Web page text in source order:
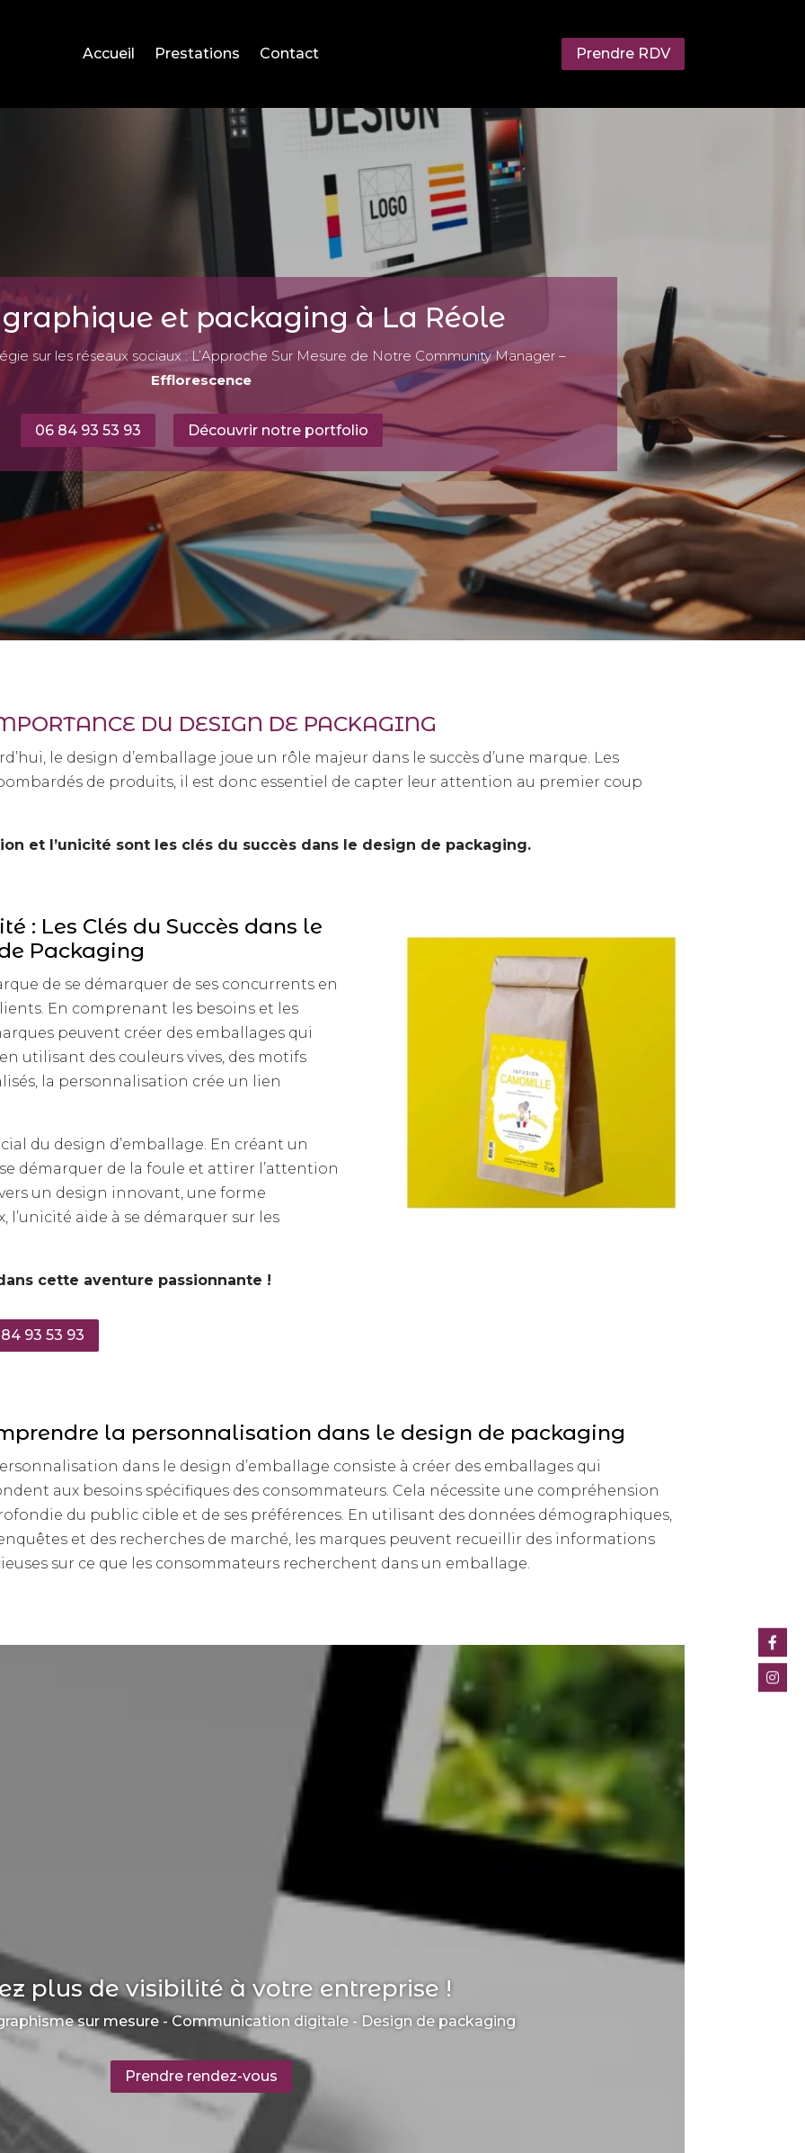
Accueil Prestations Contact Prendre RDV
et packaging à La Réole
sur les réseaux sociaux : L’Approche Sur Mesure de Notre Community Manager –
Efflorescence
06 84 93 53 93 Découvrir notre portfolio
DU DESIGN DE PACKAGING
le design d’emballage joue un rôle majeur dans le succès d’une marque. Les
de produits, il est donc essentiel de capter leur attention au premier coup
et l’unicité sont les clés du succès dans le design de packaging.
: Les Clés du Succès dans le
Packaging‍
de se démarquer de ses concurrents en
En comprenant les besoins et les
peuvent créer des emballages qui
utilisant des couleurs vives, des motifs
la personnalisation crée un lien
du design d’emballage. En créant un
démarquer de la foule et attirer l’attention
un design innovant, une forme
aide à se démarquer sur les
cette aventure passionnante !
93 53 93
la personnalisation dans le design de packaging
dans le design d’emballage consiste à créer des emballages qui
aux besoins spécifiques des consommateurs. Cela nécessite une compréhension
du public cible et de ses préférences. En utilisant des données démographiques,
et des recherches de marché, les marques peuvent recueillir des informations
sur ce que les consommateurs recherchent dans un emballage.
plus de visibilité à votre entreprise !
sur mesure - Communication digitale - Design de packaging
Prendre rendez-vous